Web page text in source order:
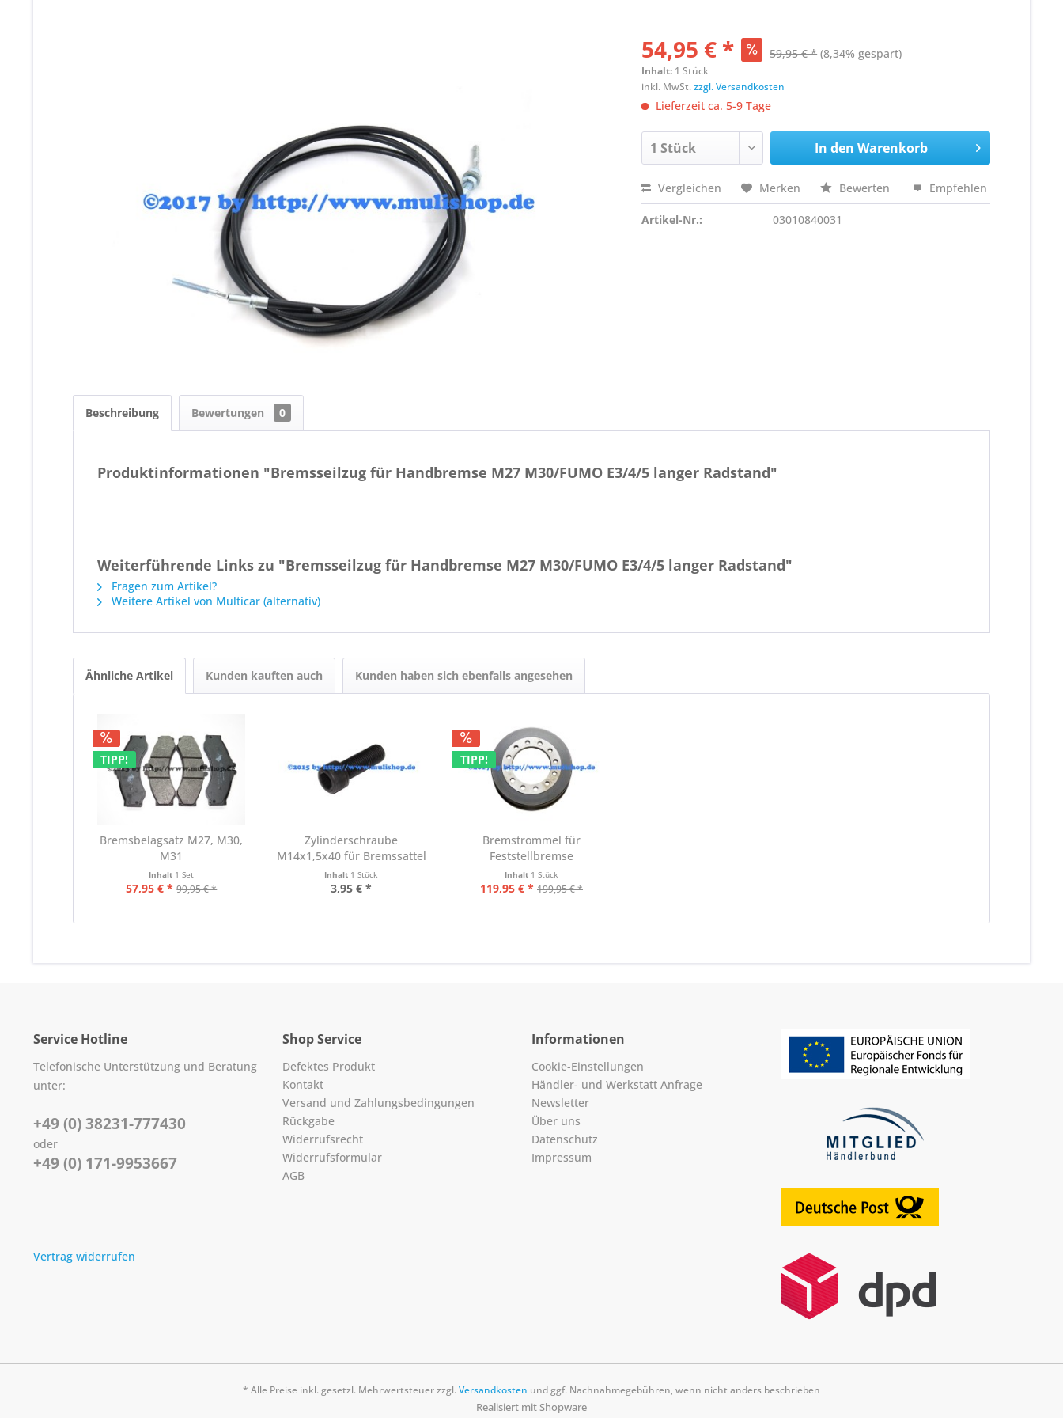
54,95 € *
59,95 € * (8,34% gespart)
Inhalt: 1 Stück
inkl. MwSt.zzgl. Versandkosten
Lieferzeit ca. 5-9 Tage
In den Warenkorb
Vergleichen Merken Bewerten Empfehlen
Artikel-Nr.: 03010840031
Beschreibung Bewertungen 0
Produktinformationen "Bremsseilzug für Handbremse M27 M30/FUMO E3/4/5 langer Radstand"
Weiterführende Links zu "Bremsseilzug für Handbremse M27 M30/FUMO E3/4/5 langer Radstand"
Fragen zum Artikel?
Weitere Artikel von Multicar (alternativ)
Ähnliche Artikel Kunden kauften auch Kunden haben sich ebenfalls angesehen
TIPP!
Bremsbelagsatz M27, M30,
M31
Inhalt 1 Set
57,95 € * 99,95 € *
Zylinderschraube
M14x1,5x40 für Bremssattel
M26...
Inhalt 1 Stück
3,95 € *
TIPP!
Bremstrommel für
Feststellbremse
Inhalt 1 Stück
119,95 € * 199,95 € *
Service Hotline
Telefonische Unterstützung und Beratung
unter:
+49 (0) 38231-777430
oder
+49 (0) 171-9953667
Vertrag widerrufen
Shop Service
Defektes Produkt
Kontakt
Versand und Zahlungsbedingungen
Rückgabe
Widerrufsrecht
Widerrufsformular
AGB
Informationen
Cookie-Einstellungen
Händler- und Werkstatt Anfrage
Newsletter
Über uns
Datenschutz
Impressum
* Alle Preise inkl. gesetzl. Mehrwertsteuer zzgl.Versandkosten und ggf. Nachnahmegebühren, wenn nicht anders beschrieben
Realisiert mit Shopware